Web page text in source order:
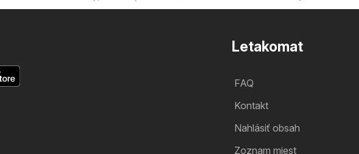
Letakomat
FAQ
Kontakt
Nahlásiť obsah
Zoznam miest